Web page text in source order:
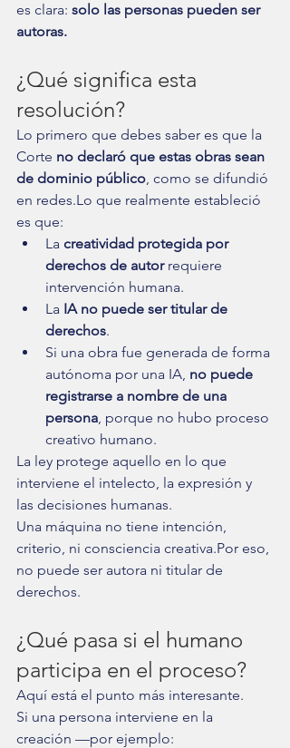
es clara: solo las personas pueden ser
autoras.
¿Qué significa esta
resolución?
Lo primero que debes saber es que la
Corte no declaró que estas obras sean
de dominio público, como se difundió
en redes.Lo que realmente estableció
es que:
La creatividad protegida por
derechos de autor requiere
intervención humana.
La IA no puede ser titular de
derechos.
Si una obra fue generada de forma
autónoma por una IA, no puede
registrarse a nombre de una
persona, porque no hubo proceso
creativo humano.
La ley protege aquello en lo que
interviene el intelecto, la expresión y
las decisiones humanas.
Una máquina no tiene intención,
criterio, ni consciencia creativa.Por eso,
no puede ser autora ni titular de
derechos.
¿Qué pasa si el humano
participa en el proceso?
Aquí está el punto más interesante.
Si una persona interviene en la
creación —por ejemplo: